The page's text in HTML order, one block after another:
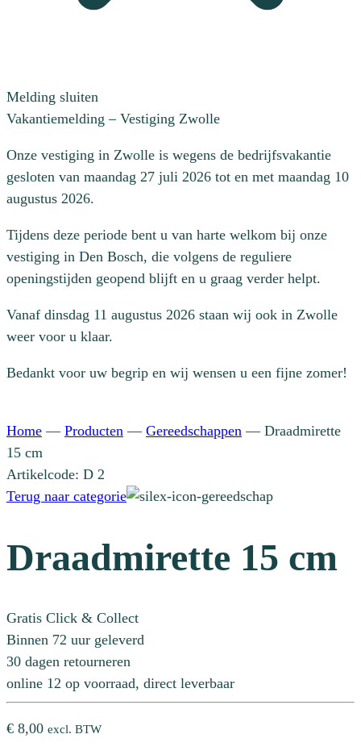
Melding sluiten
Vakantiemelding – Vestiging Zwolle
Onze vestiging in Zwolle is wegens de bedrijfsvakantie
gesloten van maandag 27 juli 2026 tot en met maandag 10
augustus 2026.
Tijdens deze periode bent u van harte welkom bij onze
vestiging in Den Bosch, die volgens de reguliere
openingstijden geopend blijft en u graag verder helpt.
Vanaf dinsdag 11 augustus 2026 staan wij ook in Zwolle
weer voor u klaar.
Bedankt voor uw begrip en wij wensen u een fijne zomer!
Home — Producten — Gereedschappen — Draadmirette
15 cm
Artikelcode: D 2
Terug naar categorie
Draadmirette 15 cm
Gratis Click & Collect
Binnen 72 uur geleverd
30 dagen retourneren
online 12 op voorraad, direct leverbaar
€ 8,00 excl. BTW